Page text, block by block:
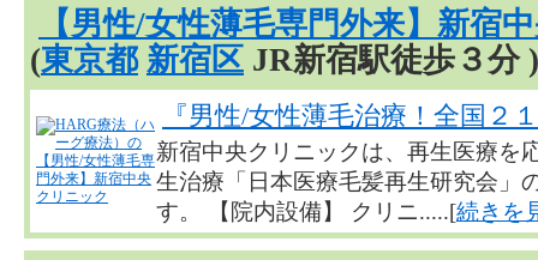
【男性/女性薄毛専門外来】新宿
(東京都 新宿区 JR新宿駅徒歩３分 )
『男性/女性薄毛治療！全国２
新宿中央クリニックは、再生医療を
生治療「日本医療毛髪再生研究会」
す。 【院内設備】 クリニ.....[続きを